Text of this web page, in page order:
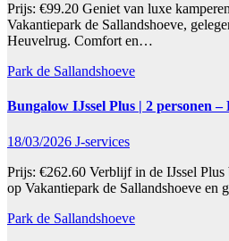
Prijs: €99.20 Geniet van luxe
Vakantiepark de Sallandshoeve,
Heuvelrug. Comfort en…
Park de Sallandshoeve
Bungalow IJssel Plus | 2 personen –
18/03/2026 J-services
Prijs: €262.60 Verblijf in de IJssel
op Vakantiepark de Sallandshoeve
Park de Sallandshoeve